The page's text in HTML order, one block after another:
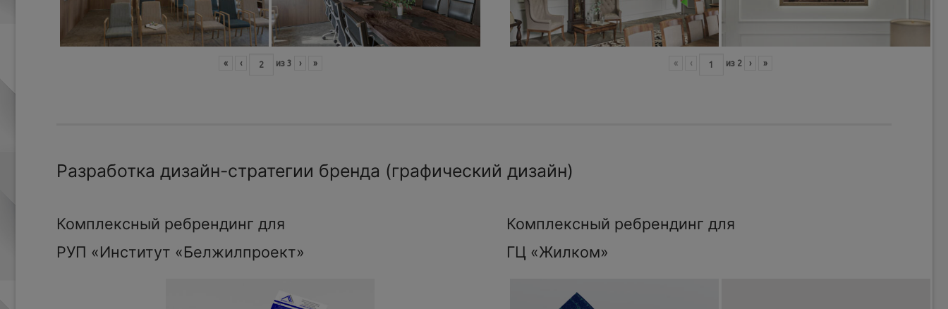
« ‹ из 3 › » « ‹ из 2 › »
Разработка дизайн-стратегии бренда (графический дизайн)
Комплексный ребрендинг для
РУП «Институт «Белжилпроект»
Комплексный ребрендинг для
ГЦ «Жилком»